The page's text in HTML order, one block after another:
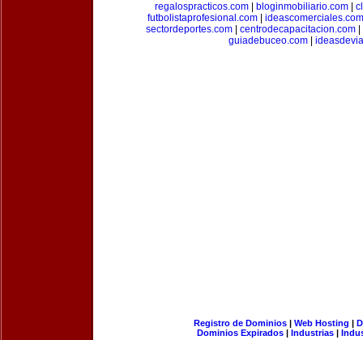
regalospracticos.com| bloginmobiliario.com|
futbolistaprofesional.com
ideascomerciales.com
sectordeportes.com| centrodecapacitacion.com|
guiadebuceo.com|
Registro de Dominios| Web Hosting |
Dominios Expirados | Industrias |